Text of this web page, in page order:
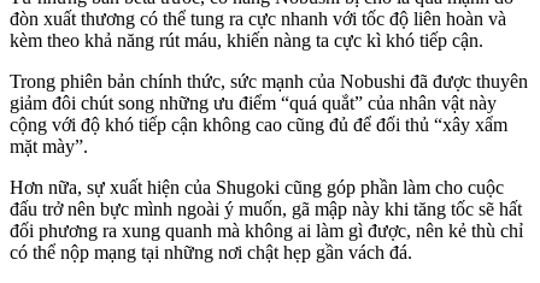
đòn xuất thương có thể tung ra cực nhanh với tốc độ liên hoàn và
kèm theo khả năng rút máu, khiến nàng ta cực kì khó tiếp cận.
Trong phiên bản chính thức, sức mạnh của Nobushi đã được thuyên
giảm đôi chút song những ưu điểm “quá quắt” của nhân vật này
cộng với độ khó tiếp cận không cao cũng đủ để đối thủ “xây xẩm
mặt mày”.
Hơn nữa, sự xuất hiện của Shugoki cũng góp phần làm cho cuộc
đấu trở nên bực mình ngoài ý muốn, gã mập này khi tăng tốc sẽ hất
đối phương ra xung quanh mà không ai làm gì được, nên kẻ thù chỉ
có thể nộp mạng tại những nơi chật hẹp gần vách đá.